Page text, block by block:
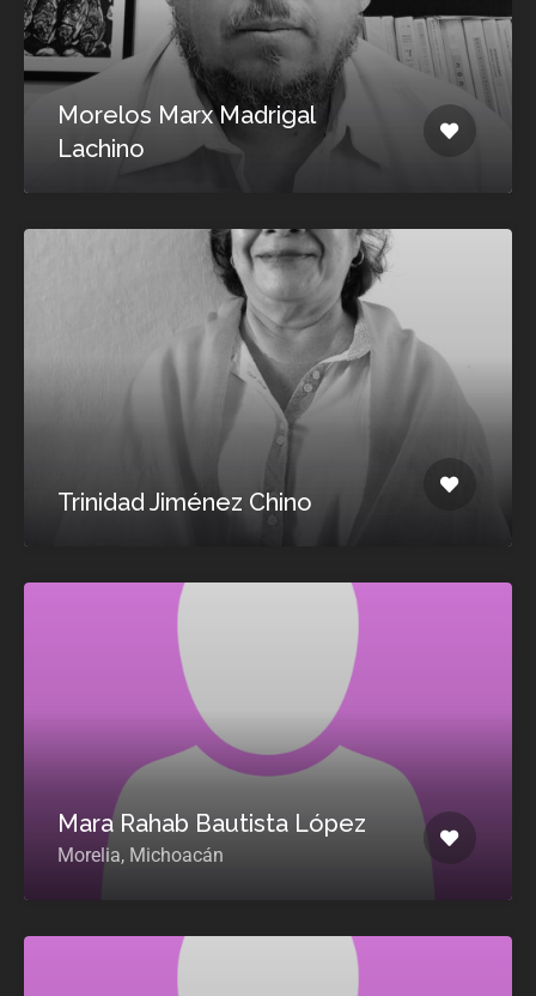
Morelos Marx Madrigal
Lachino
Trinidad Jiménez Chino
Mara Rahab Bautista López
Morelia, Michoacán